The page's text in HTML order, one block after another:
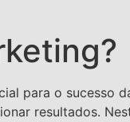
para o sucesso
resultados.